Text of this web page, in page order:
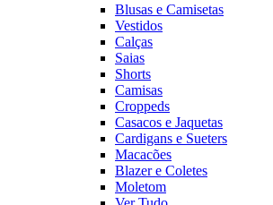
Blusas e Camisetas
Vestidos
Calças
Saias
Shorts
Camisas
Croppeds
Casacos e Jaquetas
Cardigans e Sueters
Macacões
Blazer e Coletes
Moletom